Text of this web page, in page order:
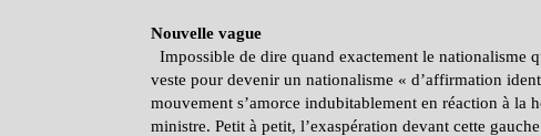
Nouvelle vague
Impossible de dire quand exactement le nationalisme
veste pour devenir un nationalisme « d’affirmation
mouvement s’amorce indubitablement en réaction à la
ministre. Petit à petit, l’exaspération devant cette